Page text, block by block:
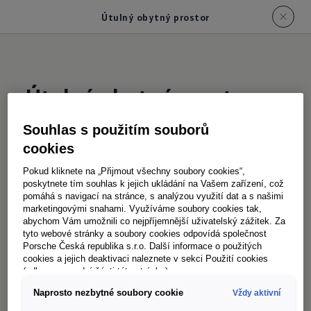
Útulný obytný prostor
Útulný obytný prostor
Nejhezčí místo pro setkání:
Jaký by to byl domov bez obývacího pokoje?
Tady se opět všichni sejdou, i když šli přes den
svou vlastní cestou. Aby si hráli, četli, koukali
na filmy, bavili se anebo prostě jen trávili čas
spolu. Pro všechny tyto aktivity nabízí
moderní jídelní kout ve voze Grand California
dostatek prostoru a pohodlí.
Souhlas s použitím souborů
cookies
Pokud kliknete na „Přijmout všechny soubory cookies“,
poskytnete tím souhlas k jejich ukládání na Vašem zařízení, což
pomáhá s navigací na stránce, s analýzou využití dat a s našimi
marketingovými snahami. Využíváme soubory cookies tak,
abychom Vám umožnili co nejpříjemnější uživatelský zážitek. Za
tyto webové stránky a soubory cookies odpovídá společnost
Porsche Česká republika s.r.o. Další informace o použitých
cookies a jejich deaktivaci naleznete v sekci Použití cookies
(odkaz ve spodní části této stránky).
Naprosto nezbytné soubory cookie Vždy aktivní